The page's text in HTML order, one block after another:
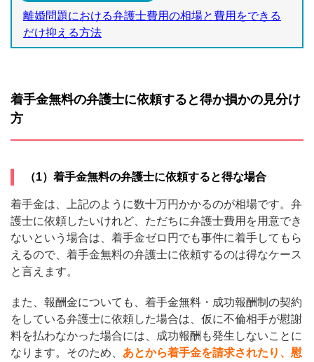
離婚問題における弁護士費用の相場と費用をできる
だけ抑える方法
着手金無料の弁護士に依頼すると得か損かの見分け
方
（1）着手金無料の弁護士に依頼すると得な場合
着手金は、上記のように数十万円かかるのが相場です。弁
護士に依頼したいけれど、ただちに弁護士費用を用意でき
ないという場合は、着手金ゼロ円でも事件に着手してもら
えるので、着手金無料の弁護士に依頼するのは得なケース
と言えます。
また、報酬金についても、着手金無料・成功報酬制の契約
をしている弁護士に依頼した場合は、仮に不倫相手が慰謝
料を払わなかった場合には、成功報酬も発生しないことに
なります。そのため、 あとから着手金を請求されたり、慰